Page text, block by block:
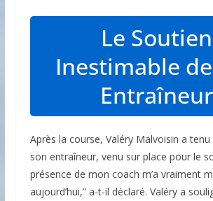
Le Soutien
Inestimable
Entraîneur
Après la course, Valéry Malvoisin a
son entraîneur, venu sur place pour le
présence de mon coach m’a vraiment
aujourd’hui,” a-t-il déclaré. Valéry a